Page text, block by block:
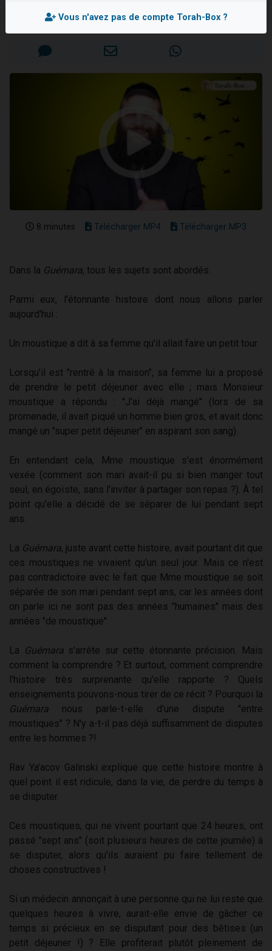
2 personnes viennent de faire un don pour 1 Journée de Vacances Pour les Enfants
3 nouvelles musiques dans Torah-Box Music
Rav Israël-Méïr CREMISI
Mis en ligne le Lundi 27 Octobre 2025
8 minutes Télécharger MP4 Télécharger MP3
Dans la Guémara, tous les sujets sont abordés.
Parmi eux, l'étonnante histoire dont nous allons parler
aujourd'hui :
Un moustique a dit à sa femme qu'il allait faire un petit tour.
Lorsqu'il est "rentré à la maison", sa femme lui a proposé
de prendre le petit déjeuner avec elle ; mais Monsieur
moustique a répondu : "J'ai déjà mangé" (lors de sa
promenade, il avait piqué un homme bien gros, et avait donc
mangé un "super petit déjeuner" en aspirant son sang).
En entendant cela, Mme moustique s'est énormément
vexée (comment son mari avait-il pu si bien manger tout
seul, en égoïste, sans l'inviter à partager son repas ?). À tel
point qu'elle a décidé de se séparer de lui pendant sept
ans.
La Guémara, juste avant cette histoire, avait pourtant dit que
ces moustiques ne vivaient qu'un seul jour. Mais ce n'est
pas contradictoire avec le fait que Mme moustique se soit
séparée de son mari pendant sept ans, car les années dont
on parle ici ne sont pas des années "humaines" mais des
années "de moustique".
La Guémaras'arrête sur cette étonnante précision. Mais
comment la comprendre ? Et surtout, comment comprendre
l'histoire très surprenante qu'elle rapporte ? Quels
enseignements pouvons-nous tirer de ce récit ? Pourquoi la
Guémara nous parle-t-elle d'une dispute "entre
moustiques" ? N'y a-t-il pas déjà suffisamment de disputes
entre les hommes ?!
Rav Ya'acov Galinski explique que cette histoire montre à
quel point il est ridicule, dans la vie, de perdre du temps à
se disputer.
Ces moustiques, qui ne vivent pourtant que 24 heures, ont
passé "sept ans" (soit plusieurs heures de cette journée) à
se disputer, alors qu'ils auraient pu faire tellement de
choses constructives !
Si un médecin annonçait à une personne qui ne lui reste que
quelques heures à vivre, aurait-elle envie de gâcher ce
temps si précieux en se disputant pour des bêtises (un
petit déjeuner !) ? Elle profiterait plutôt pleinement de
Vous n'avez pas de compte Torah-Box ?